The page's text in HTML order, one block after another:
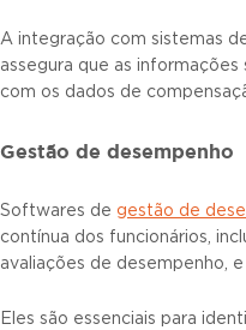
A integração com sistemas
assegura que as
com os dados de
Gestão de desempenho
Softwares de gestão de
contínua dos funcionários,
avaliações de desempenho,
Eles são essenciais para